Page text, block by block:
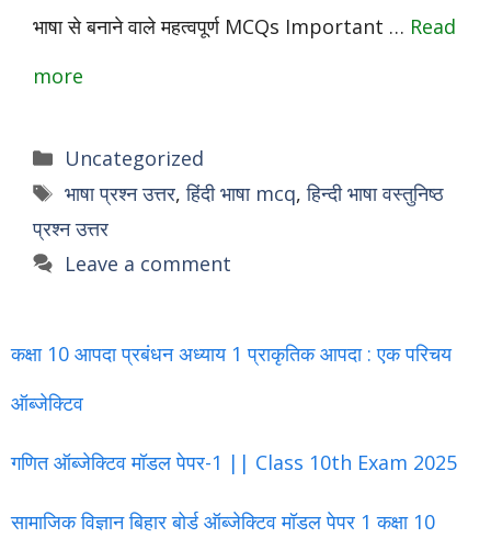
भाषा से बनाने वाले महत्वपूर्ण MCQs Important … Read
more
Categories
Uncategorized
Tags
भाषा प्रश्न उत्तर,हिंदी भाषा mcq,हिन्दी भाषा वस्तुनिष्ठ
प्रश्न उत्तर
Leave a comment
कक्षा 10 आपदा प्रबंधन अध्याय 1 प्राकृतिक आपदा : एक परिचय
ऑब्जेक्टिव
गणित ऑब्जेक्टिव मॉडल पेपर-1 || Class 10th Exam 2025
सामाजिक विज्ञान बिहार बोर्ड ऑब्जेक्टिव मॉडल पेपर 1 कक्षा 10